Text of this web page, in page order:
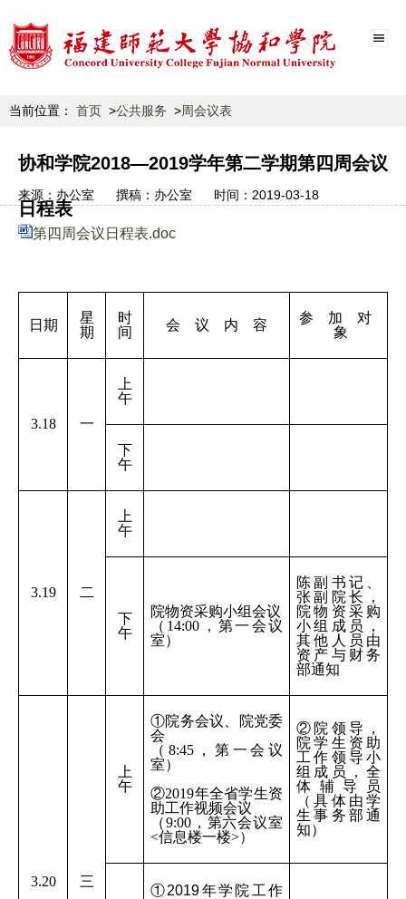
当前位置： 首页 公共服务 周会议表
协和学院2018—2019学年第二学期第四周会议
日程表
来源： 办公室 撰稿： 办公室 时间： 2019-03-18
第四周会议日程表.doc
日期
星
期
时
间
会 议 内 容
参 加 对
象
3.18 一
上
午
下
午
3.19 二
上
午
下
午
院物资采购小组会议
（14:00，第一会议
室）
陈副书记、
张副院长，
院物资采购
小组成员，
其他人员由
资产与财务
部通知
3.20 三
上
午
①院务会议、院党委
会
（8:45，第一会议
室）
②2019年全省学生资
助工作视频会议
（9:00，第六会议室
<信息楼一楼>）
②院领导，
院学生资助
工作领导小
组成员，全
体辅导员
（具体由学
生事务部通
知）
①2019年学院工作